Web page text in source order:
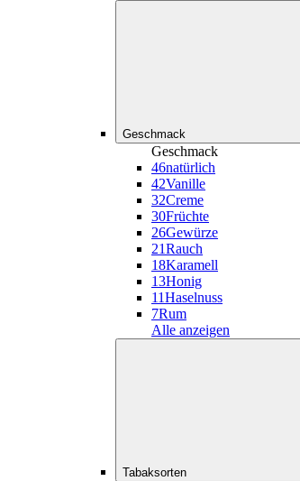
Geschmack
Geschmack
46natürlich
42Vanille
32Creme
30Früchte
26Gewürze
21Rauch
18Karamell
13Honig
11Haselnuss
7Rum
Alle anzeigen
Tabaksorten